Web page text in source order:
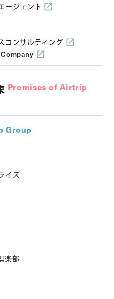
ージェント
コンサルティング
Promises of Airtrip
Group
イズ
楽部